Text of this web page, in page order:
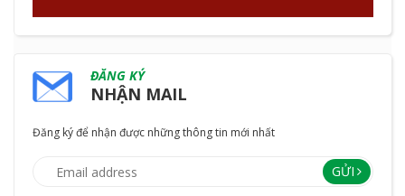
ĐĂNG KÝ
NHẬN MAIL
Đăng ký để nhận được những thông tin mới nhất
GỬI